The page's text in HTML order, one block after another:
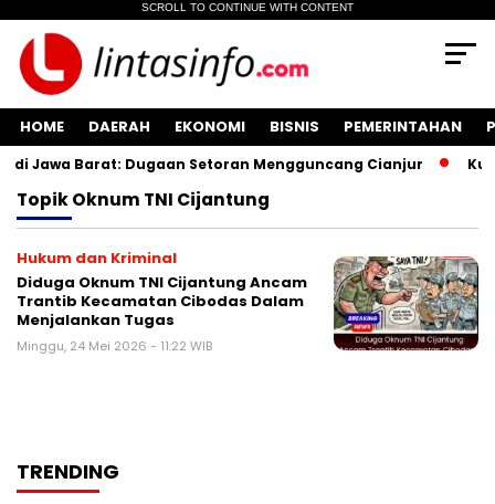
SCROLL TO CONTINUE WITH CONTENT
HOME DAERAH EKONOMI BISNIS PEMERINTAHAN
Jawa Barat: Dugaan Setoran Mengguncang Cianjur
TopikOknum TNI Cijantung
Hukum dan Kriminal
Diduga Oknum TNI Cijantung Ancam
Trantib Kecamatan Cibodas Dalam
Menjalankan Tugas ‎
Minggu, 24 Mei 2026 - 11:22 WIB
TRENDING